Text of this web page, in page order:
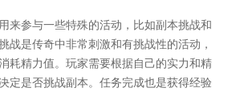
来参与一些特殊的活动，比如副本挑战和
战是传奇中非常刺激和有挑战性的活动，
耗精力值。玩家需要根据自己的实力和精
定是否挑战副本。任务完成也是获得经验